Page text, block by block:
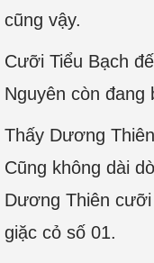
cũng vậy.
Cưỡi Tiểu Bạch
Nguyên còn đang
Thấy Dương
Cũng không dài
Dương Thiên
giặc cỏ số 01.